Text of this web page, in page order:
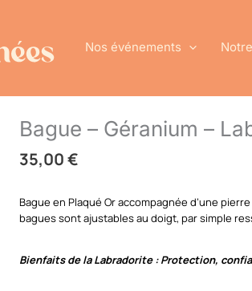
Nos événements
Bague – Géranium –
35,00€
Bague en Plaqué Or accompagnée d’une
bagues sont ajustables au doigt, par simple
Bienfaits de la Labradorite : Protection,
quantité
de
Bague
-
Labradorite